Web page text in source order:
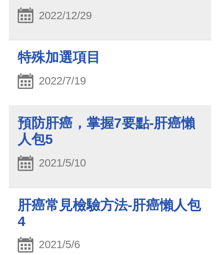
2022/12/29
特殊加選項目
2022/7/19
預防肝癌，掌握7要點-肝癌懶
人包5
2021/5/10
肝癌常見檢驗方法-肝癌懶人包
4
2021/5/6